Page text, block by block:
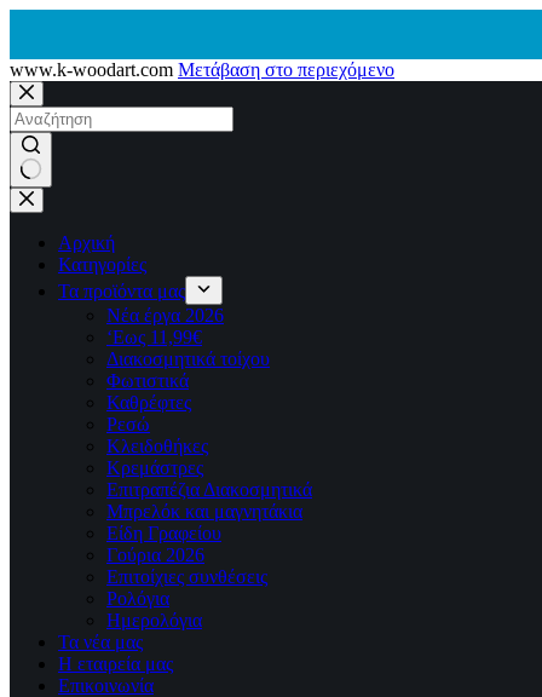
www.k-woodart.com Μετάβαση στο περιεχόμενο
No
results
Αρχική
Κατηγορίες
Τα προϊόντα μας
Νέα έργα 2026
‘Εως 11,99€
Διακοσμητικά τοίχου
Φωτιστικά
Καθρέφτες
Ρεσώ
Kλειδοθήκες
Κρεμάστρες
Επιτραπέζια Διακοσμητικά
Μπρελόκ και μαγνητάκια
Είδη Γραφείου
Γούρια 2026
Επιτοίχιες συνθέσεις
Ρολόγια
Ημερολόγια
Τα νέα μας
Η εταιρεία μας
Επικοινωνία